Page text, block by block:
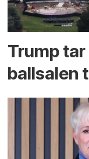
Trump
ballsalen